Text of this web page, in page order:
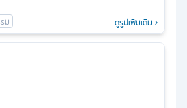
ดูรูปเพิ่มเติม